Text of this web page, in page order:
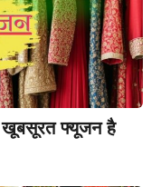
फ्यूजन है